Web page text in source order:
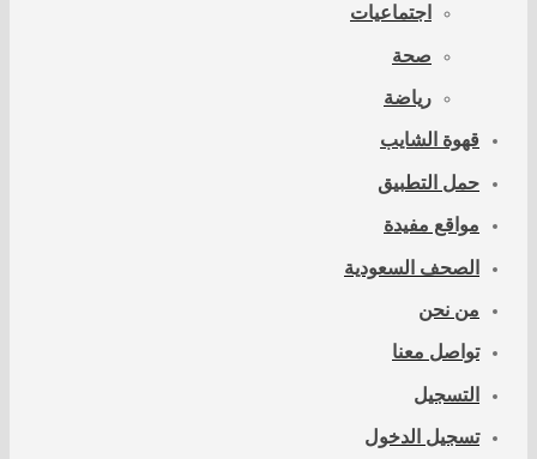
اجتماعيات
صحة
رياضة
قهوة الشايب
حمل التطبيق
مواقع مفيدة
الصحف السعودية
من نحن
تواصل معنا
التسجيل
تسجيل الدخول